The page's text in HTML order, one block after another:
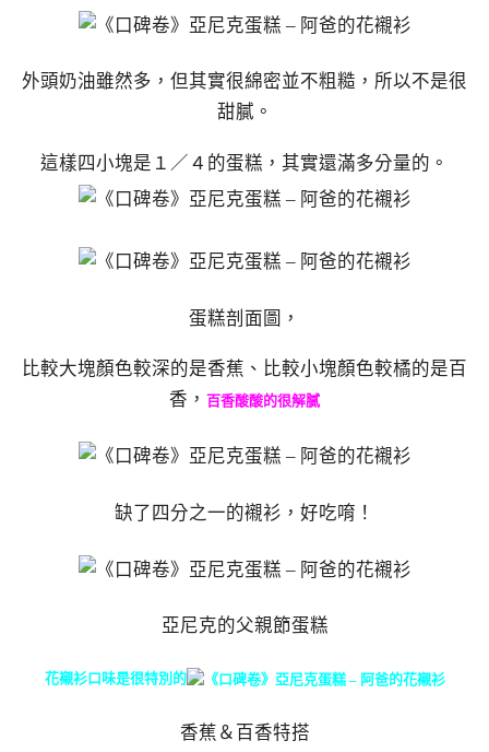
外頭奶油雖然多，但其實很綿密並不粗糙，所以不是很
甜膩。
這樣四小塊是１／４的蛋糕，其實還滿多分量的。
蛋糕剖面圖，
比較大塊顏色較深的是香蕉、比較小塊顏色較橘的是百
香， 百香酸酸的很解膩
缺了四分之一的襯衫，好吃唷！
亞尼克的父親節蛋糕
花襯衫口味是很特別的
香蕉＆百香特搭